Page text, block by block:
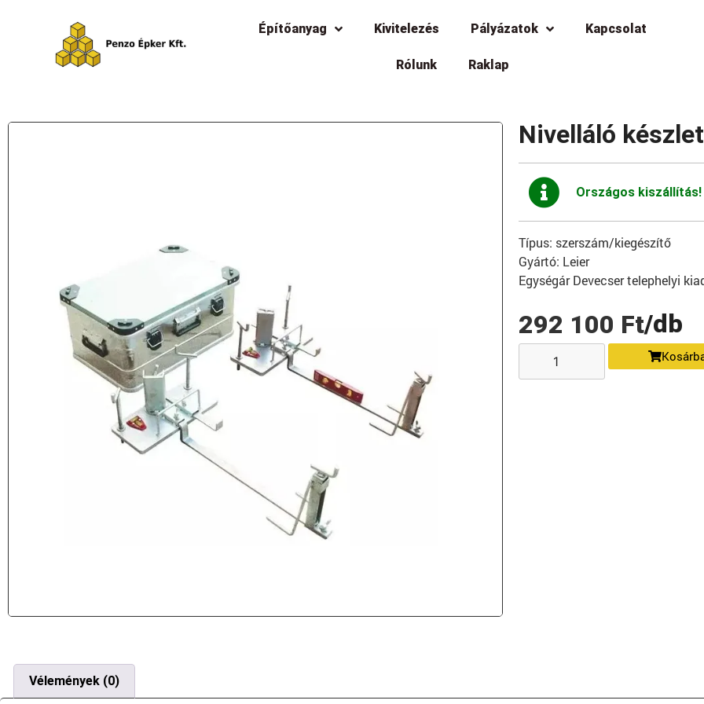
Építőanyag Kivitelezés Pályázatok Kapcsolat
Rólunk Raklap
Nivelláló
Országos kiszállítás!
Típus: szerszám/kiegészítő
Gyártó: Leier
Egységár Devecser telephelyi
292 100 Ft/db
Vélemények (0)